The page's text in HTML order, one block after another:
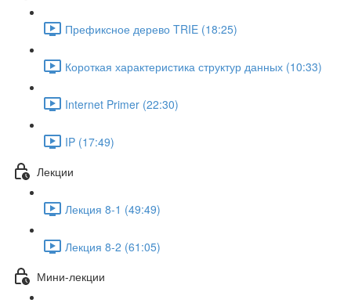
Префиксное дерево TRIE (18:25)
Короткая характеристика структур данных (10:33)
Internet Primer (22:30)
IP (17:49)
Лекции
Лекция 8-1 (49:49)
Лекция 8-2 (61:05)
Мини-лекции